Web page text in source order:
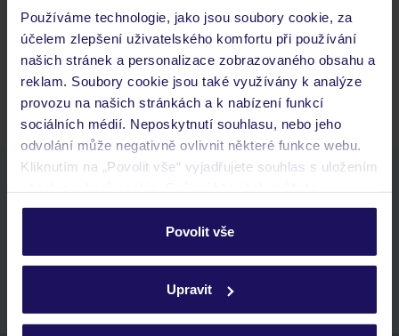
Používáme technologie, jako jsou soubory cookie, za
účelem zlepšení uživatelského komfortu při používání
našich stránek a personalizace zobrazovaného obsahu a
reklam. Soubory cookie jsou také využívány k analýze
provozu na našich stránkách a k nabízení funkcí
sociálních médií. Neposkytnutí souhlasu, nebo jeho
odvolání může negativně ovlivnit některé funkce webu.
Kliknutím na „Povolit vše“ vyjadřujete souhlas s uložením
personalizovat v sekci „Personalizace“.
Podrobné informace o souborech cookie naleznete v
ochrany osobních údajů.
Povolit vše
Upravit
Budeme ubytováni ihned po příjezdu do hotelu?
Kam jít po přistání a vyzvednutí zavazadel?
Zobrazit další
Stáhněte si bezplatnou aplikaci TUI
seznam oblíbených nabídek a možnost jejich sdílení
kontakt s TUI a všechny informace o tvé rezervaci v myTUI